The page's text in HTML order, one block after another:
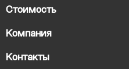
Стоимость
Компания
Контакты